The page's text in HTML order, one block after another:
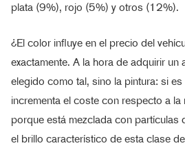
plata (9%), rojo (5%) y otros (12%).
¿El color influye en el precio del
exactamente. A la hora de adquirir un
elegido como tal, sino la pintura: si
incrementa el coste con respecto a
porque está mezclada con partículas
el brillo característico de esta clase